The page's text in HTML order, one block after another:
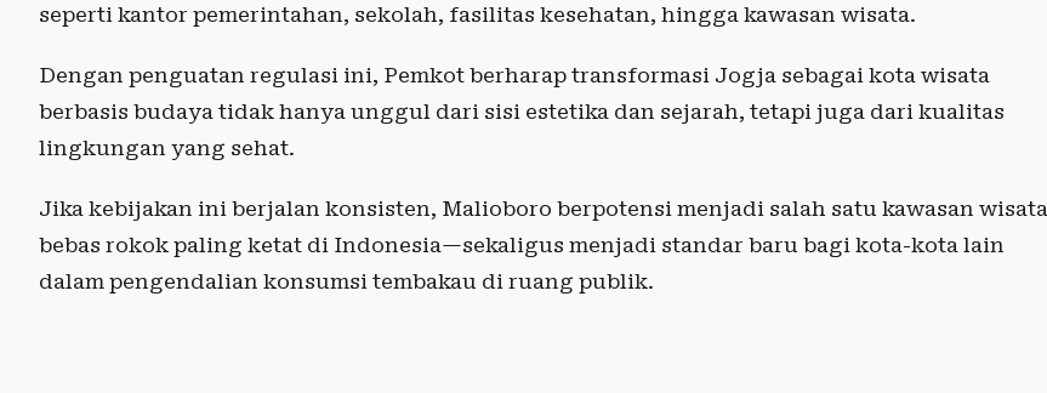
seperti kantor pemerintahan, sekolah, fasilitas kesehatan, hingga kawasan wisata.
Dengan penguatan regulasi ini, Pemkot berharap transformasi Jogja sebagai kota wisata
berbasis budaya tidak hanya unggul dari sisi estetika dan sejarah, tetapi juga dari kualitas
lingkungan yang sehat.
Jika kebijakan ini berjalan konsisten, Malioboro berpotensi menjadi salah satu kawasan wisata
bebas rokok paling ketat di Indonesia—sekaligus menjadi standar baru bagi kota-kota lain
dalam pengendalian konsumsi tembakau di ruang publik.